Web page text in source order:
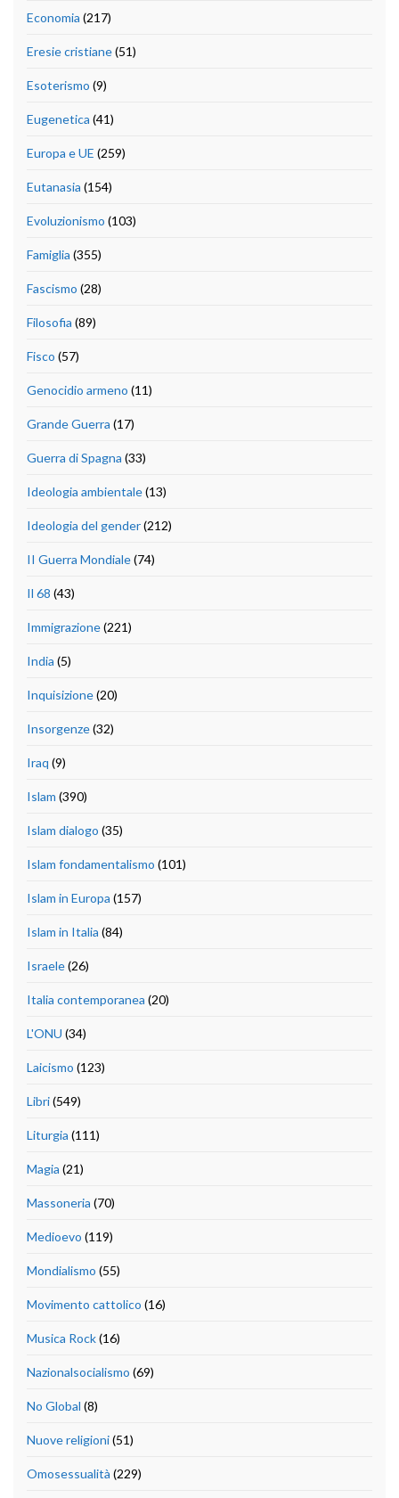
Economia (217)
Eresie cristiane(51)
Esoterismo (9)
Eugenetica (41)
Europa e UE (259)
Eutanasia (154)
Evoluzionismo (103)
Famiglia (355)
Fascismo (28)
Filosofia (89)
Fisco (57)
Genocidio armeno (11)
Grande Guerra (17)
Guerra di Spagna (33)
Ideologia ambientale(13)
Ideologia del gender(212)
II Guerra Mondiale(74)
Il 68 (43)
Immigrazione(221)
India (5)
Inquisizione(20)
Insorgenze(32)
Iraq (9)
Islam (390)
Islam dialogo (35)
Islam fondamentalismo (101)
Islam in Europa (157)
Islam in Italia (84)
Israele(26)
Italia contemporanea (20)
L'ONU (34)
Laicismo (123)
Libri(549)
Liturgia (111)
Magia (21)
Massoneria (70)
Medioevo (119)
Mondialismo (55)
Movimento cattolico (16)
Musica Rock(16)
Nazionalsocialismo (69)
No Global (8)
Nuove religioni(51)
Omosessualità (229)